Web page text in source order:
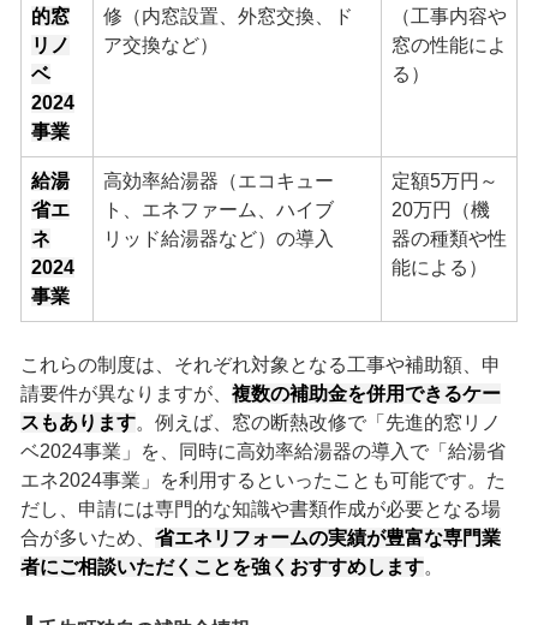
的窓
リノ
ベ
2024
事業
修（内窓設置、外窓交換、ド
ア交換など）
（工事内容や
窓の性能によ
る）
給湯
省エ
ネ
2024
事業
高効率給湯器（エコキュー
ト、エネファーム、ハイブ
リッド給湯器など）の導入
定額5万円～
20万円（機
器の種類や性
能による）
これらの制度は、それぞれ対象となる工事や補助額、申
請要件が異なりますが、 複数の補助金を併用できるケー
スもあります。例えば、窓の断熱改修で「先進的窓リノ
ベ2024事業」を、同時に高効率給湯器の導入で「給湯省
エネ2024事業」を利用するといったことも可能です。た
だし、申請には専門的な知識や書類作成が必要となる場
合が多いため、 省エネリフォームの実績が豊富な専門業
者にご相談いただくことを強くおすすめします。